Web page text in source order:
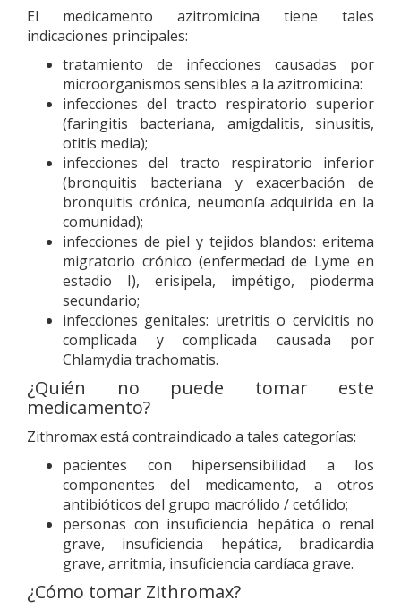
El medicamento azitromicina tiene tales
indicaciones principales:
tratamiento de infecciones causadas por
microorganismos sensibles a la azitromicina:
infecciones del tracto respiratorio superior
(faringitis bacteriana, amigdalitis, sinusitis,
otitis media);
infecciones del tracto respiratorio inferior
(bronquitis bacteriana y exacerbación de
bronquitis crónica, neumonía adquirida en la
comunidad);
infecciones de piel y tejidos blandos: eritema
migratorio crónico (enfermedad de Lyme en
estadio I), erisipela, impétigo, pioderma
secundario;
infecciones genitales: uretritis o cervicitis no
complicada y complicada causada por
Chlamydia trachomatis.
¿Quién no puede tomar este
medicamento?
Zithromax está contraindicado a tales categorías:
pacientes con hipersensibilidad a los
componentes del medicamento, a otros
antibióticos del grupo macrólido / cetólido;
personas con insuficiencia hepática o renal
grave, insuficiencia hepática, bradicardia
grave, arritmia, insuficiencia cardíaca grave.
¿Cómo tomar Zithromax?